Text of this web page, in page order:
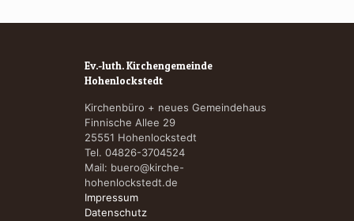
Ev.-luth. Kirchengemeinde
Hohenlockstedt
Kirchenbüro + neues Gemeindehaus
Finnische Allee 29
25551 Hohenlockstedt
Tel. 04826-3704524
Mail: buero@kirche-
hohenlockstedt.de
Impressum
Datenschutz